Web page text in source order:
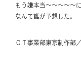
もう嫌本当～～～～～
なんて誰が予想した。
ＣＴ事業部東京制作部